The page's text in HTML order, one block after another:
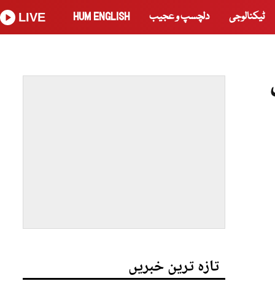
ٹیکنالوجی دلچسپ و عجیب HUM ENGLISH
LIVE
تازہ ترین خبریں